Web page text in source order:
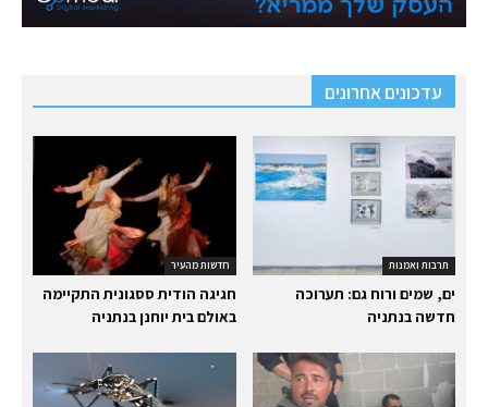
עדכונים אחרונים
חדשות מהעיר
חגיגה הודית ססגונית התקיימה
באולם בית יוחנן בנתניה
תרבות ואמנות
ים, שמים ורוח גם: תערוכה
חדשה בנתניה